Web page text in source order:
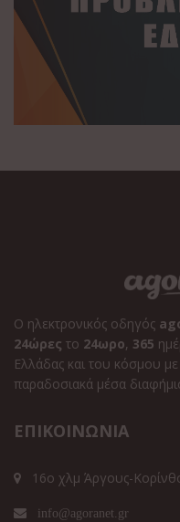
Ο ηλεκτρονικός οδηγός
24ώρες το 24ωρο, 365
Ελλάδας και του κόσμου
παραδοσιακά μέσα
ΕΠΙΚΟΙΝΩΝΙΑ
16ο χλμ Άργους-
info@agoranet.gr